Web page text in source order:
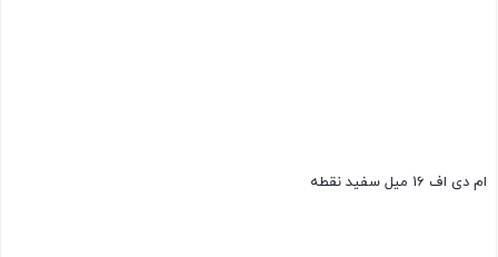
ام دی اف 16 میل سفید نقطه